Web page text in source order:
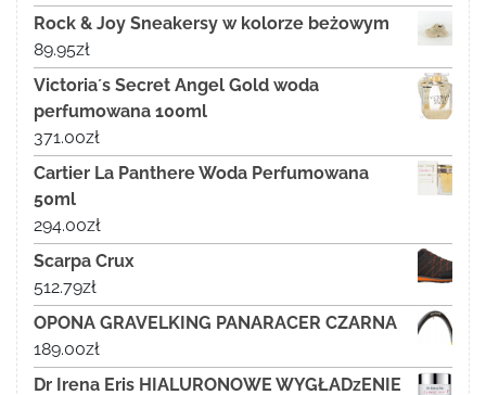
Rock & Joy Sneakersy w kolorze beżowym
89.95zł
Victoria´s Secret Angel Gold woda
perfumowana 100ml
371.00zł
Cartier La Panthere Woda Perfumowana
50ml
294.00zł
Scarpa Crux
512.79zł
OPONA GRAVELKING PANARACER CZARNA
189.00zł
Dr Irena Eris HIALURONOWE WYGŁADzENIE